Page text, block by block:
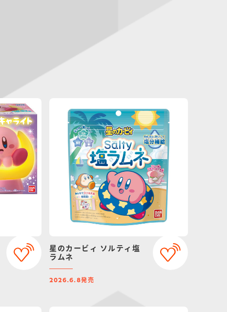
星のカービィ ソルティ塩
ラムネ
2026.6.8発売